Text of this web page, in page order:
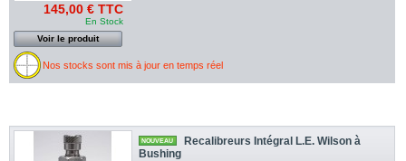
145,00 € TTC
En Stock
Voir le produit
Nos stocks sont mis à jour en temps réel
NOUVEAU
Recalibreurs Intégral L.E. Wilson à
Bushing